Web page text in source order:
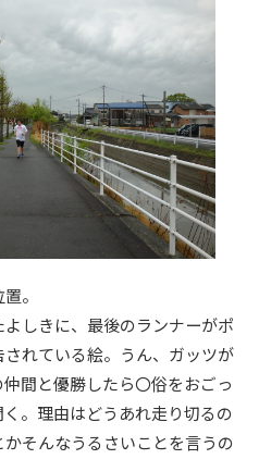
。
しきに、最後のランナーがポ
れている絵。うん、ガッツが
間と優勝したら〇俗をおごっ
。理由はどうあれ走り切るの
そんなうるさいことを言うの